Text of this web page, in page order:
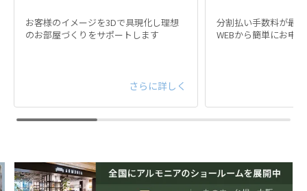
お客様のイメージを3Dで具現化し理想
のお部屋づくりをサポートします
さらに詳しく
分割払い手数料が最
WEBから簡単にお申